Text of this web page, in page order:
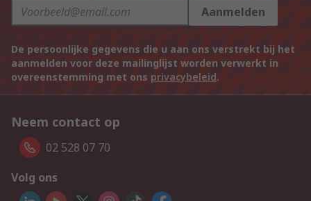
Aanmelden
De persoonlijke gegevens die u aan ons verstrekt bij het
aanmelden voor deze mailinglijst worden verwerkt in
overeenstemming met ons privacybeleid.
Neem contact op
02 528 07 70
Volg ons